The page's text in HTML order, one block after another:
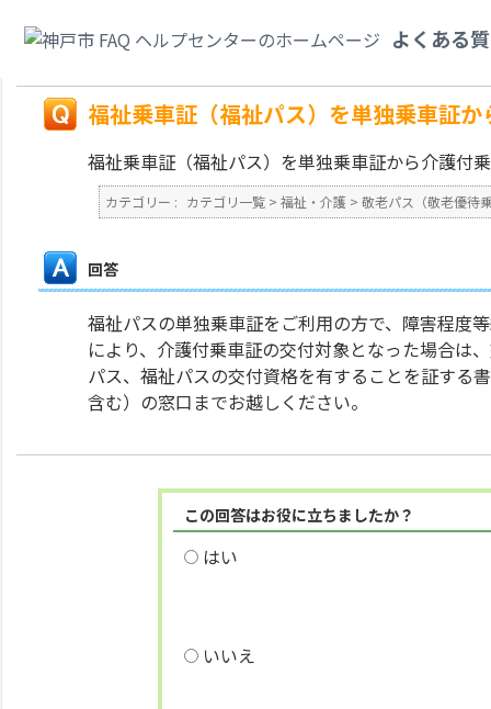
よくある
車証に交換したいのですが。
福祉乗車証（福祉パス）を単独乗車証
福祉乗車証（福祉パス）を単独乗車証から介護付
カテゴリー : カテゴリ一覧 > 福祉・介護 > 敬老パス（敬老優待
回答
福祉パスの単独乗車証をご利用の方で、障害程
により、介護付乗車証の交付対象となった場合は
パス、福祉パスの交付資格を有することを証する
含む）の窓口までお越しください。
この回答はお役に立ちましたか？
はい
いいえ